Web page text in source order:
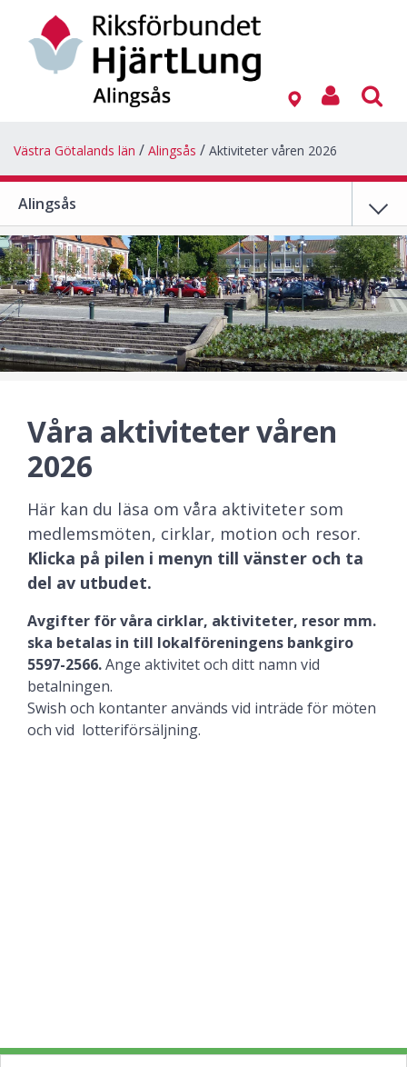
Västra Götalands län Alingsås Aktiviteter våren 2026
Alingsås
Våra aktiviteter våren
2026
Här kan du läsa om våra aktiviteter som
medlemsmöten, cirklar, motion och resor.
Klicka på pilen i menyn till vänster och ta
del av utbudet.
Avgifter för våra cirklar, aktiviteter, resor mm.
ska betalas in till lokalföreningens bankgiro
5597-2566.Ange aktivitet och ditt namn vid
betalningen.
Swish och kontanter används vid inträde för möten
och vid lotteriförsäljning.